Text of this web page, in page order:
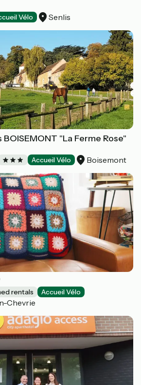
Vélo Senlis
BOISEMONT "La Ferme Rose"
Accueil Vélo Boisemont
rentals Accueil Vélo
Chevrie